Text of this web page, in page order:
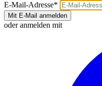
E-Mail-Adresse*
Mit E-Mail anmelden
oder anmelden mit